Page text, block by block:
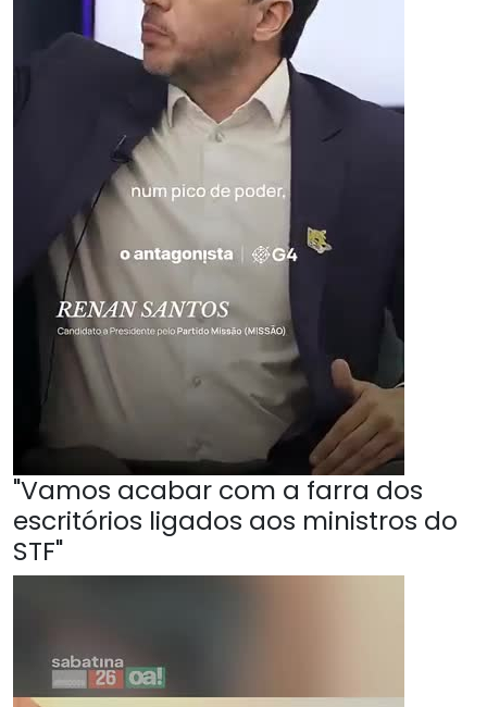
"Vamos acabar com a farra dos
escritórios ligados aos ministros do
STF"